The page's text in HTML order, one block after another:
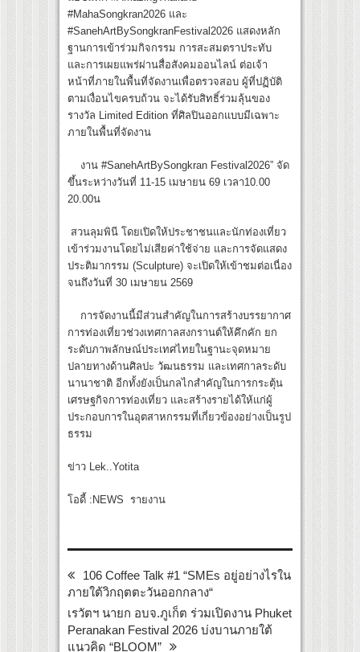
#MahaSongkran2026 และ
#SanehArtBySongkranFestival2026 แสดงหลัก
ฐานการเข้าร่วมกิจกรรม การสะสมตราประทับ
และการเผยแพร่ผ่านสื่อสังคมออนไลน์ ต่อเจ้า
หน้าที่ภายในพื้นที่จัดงานเพื่อตรวจสอบ ผู้ที่ปฏิบัติ
ตามเงื่อนไขครบถ้วน จะได้รับสิทธิ์ร่วมลุ้นของ
รางวัล Limited Edition ที่ศิลปินออกแบบมีเฉพาะ
ภายในพื้นที่จัดงาน
งาน #SanehArtBySongkran Festival2026” จัด
ขึ้นระหว่างวันที่ 11-15 เมษายน 69 เวลา10.00
20.00น
สวนลุมพินี โดยเปิดให้ประชาชนและนักท่องเที่ยว
เข้าร่วมงานโดยไม่เสียค่าใช้จ่าย และการจัดแสดง
ประติมากรรม (Sculpture) จะเปิดให้เข้าชมต่อเนื่อง
จนถึงวันที่ 30 เมษายน 2569
การจัดงานนี้มีส่วนสำคัญในการสร้างบรรยากาศ
การท่องเที่ยวช่วงเทศกาลสงกรานต์ให้คึกคัก ยก
ระดับภาพลักษณ์ประเทศไทยในฐานะจุดหมาย
ปลายทางด้านศิลปะ วัฒนธรรม และเทศกาลระดับ
นานาชาติ อีกทั้งยังเป็นกลไกสำคัญในการกระตุ้น
เศรษฐกิจการท่องเที่ยว และสร้างรายได้ให้แก่ผู้
ประกอบการในอุตสาหกรรมที่เกี่ยวข้องอย่างเป็นรูป
ธรรม
ข่าว Lek..Yotita
โอดี้ :NEWS รายงาน
106 Coffee Talk #1 “SMEs อยู่อย่างไรใน
ภายใต้วิกฤตตะวันออกกลาง“
เรวัตฯ นายก อบจ.ภูเก็ต ร่วมเปิดงาน Phuket
Peranakan Festival 2026 บ่งบานภายใต้
แนวคิด “BLOOM”